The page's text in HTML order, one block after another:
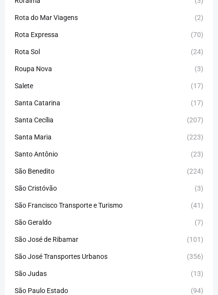
Rota do Mar Viagens (2)
Rota Expressa (70)
Rota Sol (24)
Roupa Nova (3)
Salete (17)
Santa Catarina (17)
Santa Cecília (207)
Santa Maria (223)
Santo Antônio (23)
São Benedito (224)
São Cristóvão (3)
São Francisco Transporte e Turismo (41)
São Geraldo (7)
São José de Ribamar (101)
São José Transportes Urbanos (356)
São Judas (13)
São Paulo Estado (94)